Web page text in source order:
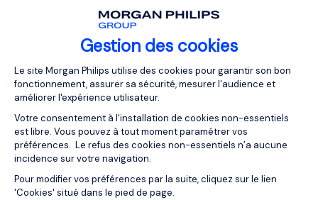
Gestion des cookies
Plateforme de Gestion du
Le site Morgan Philips utilise des cookies pour garantir son bon
fonctionnement, assurer sa sécurité, mesurer l'audience et
améliorer l'expérience utilisateur.
Votre consentement à l'installation de cookies non-essentiels
est libre. Vous pouvez à tout moment paramétrer vos
préférences. Le refus des cookies non-essentiels n’a aucune
incidence sur votre navigation.
Pour modifier vos préférences par la suite, cliquez sur le lien
'Cookies' situé dans le pied de page.
Axeptio consent
gestion d’actifs alternatifs, la conformité réglementaire et
l’analyse financière. En renforçant leurs expertises sur les
métaux précieux, lesbanques privées luxembourgeoises
incontournables dans cette transformation du marché
financier international.
Vous êtes à la recherche d’opportunités dans la banque et
la fintech au Luxembourg ? Faites appel à Morgan Philips ;
Cabinet de recrutement spécialisé Banque et Fintech
au Luxembourg pour découvrir les dernières tendances et